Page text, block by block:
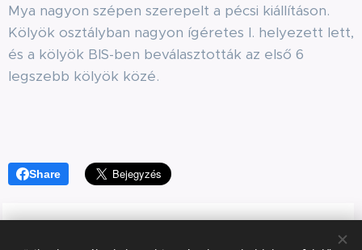
Mya nagyon szépen szerepelt a pécsi kiállításon.
Kölyök osztályban nagyon ígéretes I. helyezett lett,
és a kölyök BIS-ben beválasztották az első 6
legszebb kölyök közé.
Share